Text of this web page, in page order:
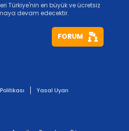
Türkiye'nin en büyük ve ücretsiz
devam edecektir.
FORUM
Yasal Uyarı